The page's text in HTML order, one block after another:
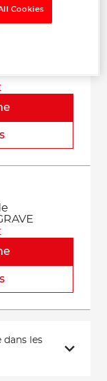
dans les
Cookies